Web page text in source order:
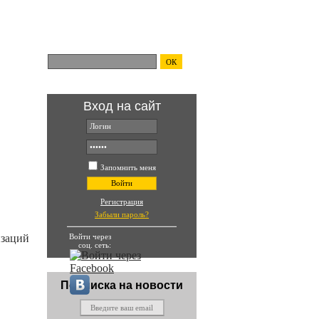
ОК
Вход на сайт
Запомнить меня
Войти
Регистрация
Забыли пароль?
Войти через
соц. сеть:
РНК
Подписка на новости